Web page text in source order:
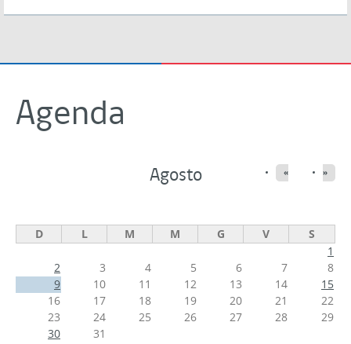
Agenda
Agosto « »
D L M M G V
S
1
2
3 4 5 6 7
8
9
10 11 12 13 14
15
16
17 18 19 20 21
22
23
24 25 26 27 28
29
30
31